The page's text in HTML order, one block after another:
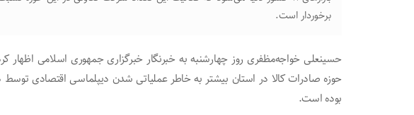
برخوردار است.
حسینعلی خواجه‌مظفری روز چهارشنبه به خبرنگار خبرگزاری جمهوری اسلامی اظهار
حوزه صادرات کالا در استان بیشتر به خاطر عملیاتی شدن دیپلماسی اقتصادی
بوده است.